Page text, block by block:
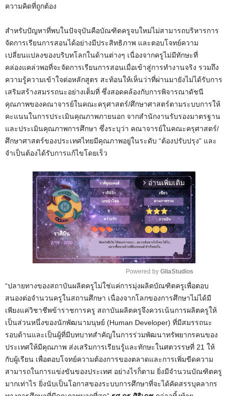
ความคิดที่ถูกต้อง
สำหรับปัญหาที่พบในปัจจุบันคือบัณฑิตครูจบใหม่ไม่สามารถบริหารการ
จัดการเรียนการสอนได้อย่างมีประสิทธิภาพ และตอบโจทย์ความ
เปลี่ยนแปลงของบริบทโลกในด้านต่างๆ เนื่องจากครูไม่มีทักษะที่
คล่องแคล่วพอที่จะจัดการเรียนการสอนเมื่อเข้าสู่การทำงานจริง รวมถึง
ความรู้ความเข้าใจต่อหลักสูตร สะท้อนให้เห็นว่าที่ผ่านมายังไม่ได้รับการ
เสริมสร้างสมรรถนะอย่างเต็มที่ ซึ่งสอดคล้องกับการพิจารณาดัชนี
คุณภาพของคณาจารย์ในคณะครุศาสตร์/ศึกษาศาสตร์ตามระบบการให้
คะแนนในการประเมินคุณภาพภายนอก จากสำนักงานรับรองมาตรฐาน
และประเมินคุณภาพการศึกษา ซึ่งระบุว่า คณาจารย์ในคณะครุศาสตร์/
ศึกษาศาสตร์ของประเทศไทยมีคุณภาพอยู่ในระดับ “ต้องปรับปรุง” และ
จำเป็นต้องได้รับการแก้ไขโดยเร็ว
arrow_forward_ios อ่านเพิ่มเติม
u
t
e
Powered by GliaStudios
“ปลายทางของสถาบันผลิตครูไม่ใช่แค่การมุ่งผลิตบัณฑิตครูเพื่อตอบ
สนองต่อจำนวนครูในสถานศึกษา เนื่องจากโลกของการศึกษาไม่ได้มี
เพียงแค่วิชาชีพข้าราชการครู สถาบันผลิตครูจึงควรเน้นการผลิตครูให้
เป็นส่วนหนึ่งของนักพัฒนามนุษย์ (Human Developer) ที่มีสมรรถนะ
รอบด้านและเป็นผู้ที่มีบทบาทสำคัญในการร่วมพัฒนาทรัพยากรคนของ
ประเทศให้มีคุณภาพ ส่งเสริมการเรียนรู้และทักษะในศตวรรษที่ 21 ให้
กับผู้เรียน เพื่อตอบโจทย์ความต้องการของตลาดและการเพิ่มขีดความ
สามารถในการแข่งขันของประเทศ อย่างไรก็ตาม ยิ่งมีจำนวนบัณฑิตครู
มากเท่าไร ยิ่งนับเป็นโอกาสของระบบการศึกษาที่จะได้คัดสรรบุคลากร